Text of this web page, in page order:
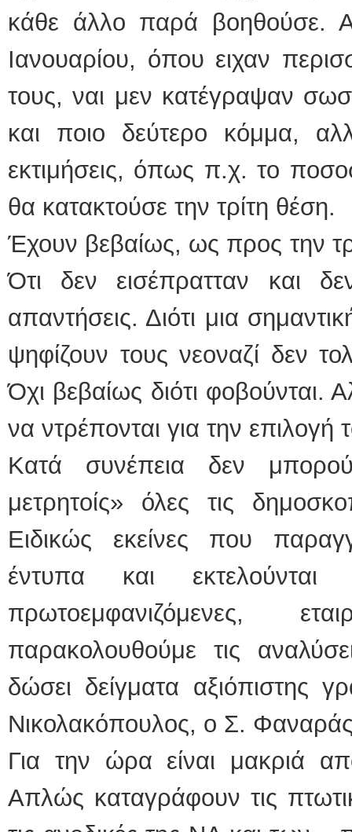
κάθε άλλο παρά βοηθούσε.
Ιανουαρίου, όπου ειχαν
τους, ναι μεν κατέγραψαν
και ποιο δεύτερο κόμμα,
εκτιμήσεις, όπως π.χ. το
θα κατακτούσε την τρίτη θέση.
Έχουν βεβαίως, ως προς την
Ότι δεν εισέπρατταν και δεν
απαντήσεις. Διότι μια
ψηφίζουν τους νεοναζί δεν
Όχι βεβαίως διότι φοβούνται.
να ντρέπονται για την
Κατά συνέπεια δεν
μετρητοίς» όλες τις
Ειδικώς εκείνες που
έντυπα και
πρωτοεμφανιζόμενες,
παρακολουθούμε τις
δώσει δείγματα
Νικολακόπουλος, ο Σ.
Για την ώρα είναι μακριά
Απλώς καταγράφουν τις